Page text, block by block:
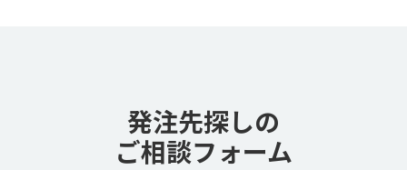
発注先探しの
ご相談フォーム